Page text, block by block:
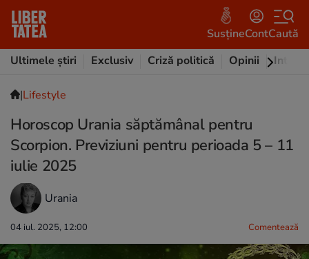
SusțineContCaută
Ultimele știri
Exclusiv Criză politică Opinii
|Lifestyle
Horoscop Urania săptămânal pentru
Scorpion. Previziuni pentru perioada 5 – 11
iulie 2025
Urania
04 iul. 2025, 12:00 Comentează